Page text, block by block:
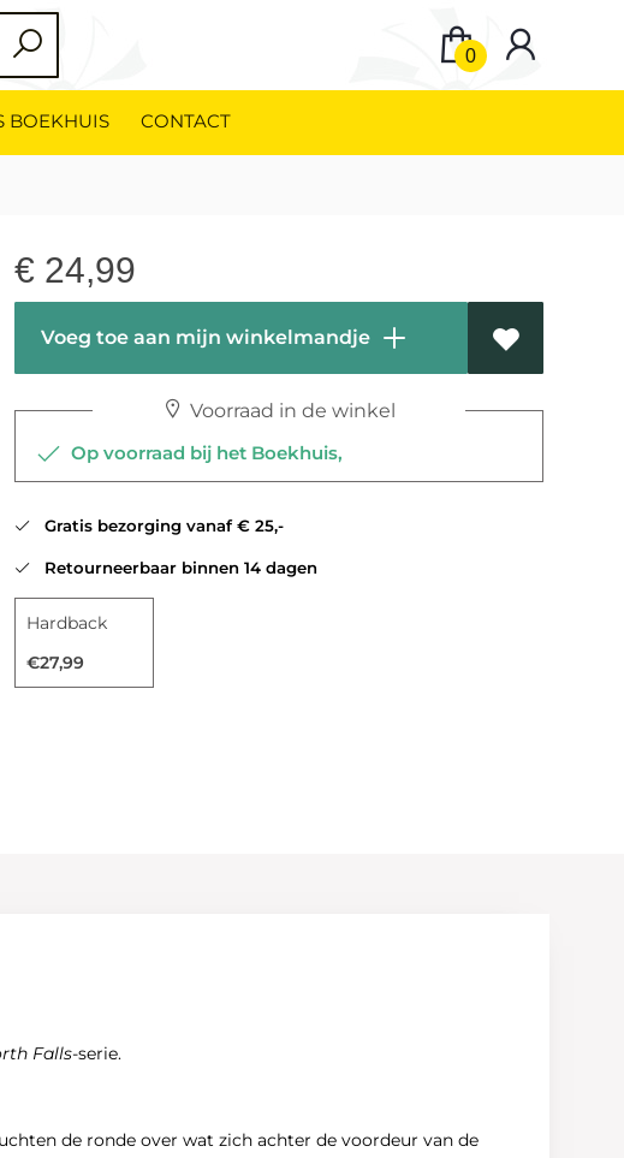
0
BOEKHUIS CONTACT
€ 24,99
Voeg toe aan mijn winkelmandje
Voorraad in de winkel
Op voorraad bij het Boekhuis,
Gratis bezorging vanaf € 25,-
Retourneerbaar binnen 14 dagen
Hardback
€27,99
Falls-serie.
de ronde over wat zich achter de voordeur van de